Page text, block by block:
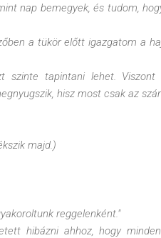
nap bemegyek, és tudom,
a tükör előtt igazgatom a
szinte tapintani lehet.
hisz most csak az
majd.)
reggelenként."
hibázni ahhoz, hogy